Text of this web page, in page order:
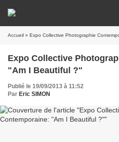
Accueil » Expo Collective Photographie
Expo Collective
"Am I Beautiful ?"
Publié le 19/09/2013 à 11:52
Par Eric SIMON